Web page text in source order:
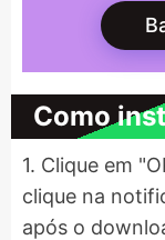
Como
1. Clique em
clique na
após o